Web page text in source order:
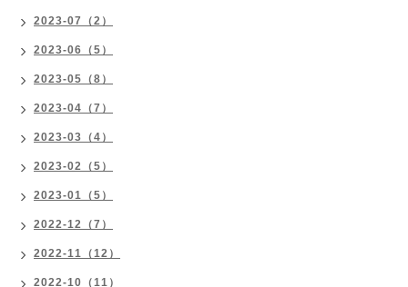
2023-07（2）
2023-06（5）
2023-05（8）
2023-04（7）
2023-03（4）
2023-02（5）
2023-01（5）
2022-12（7）
2022-11（12）
2022-10（11）